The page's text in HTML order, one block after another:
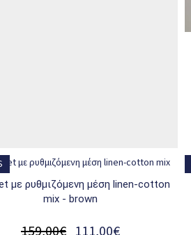
mix - brown